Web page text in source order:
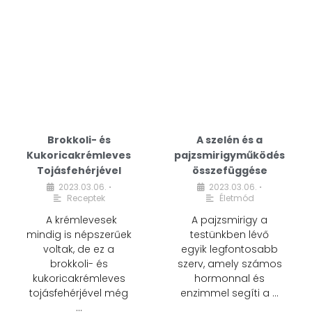
Brokkoli- és
Kukoricakrémleves
Tojásfehérjével
2023.03.06. •
Receptek
A krémlevesek
mindig is népszerűek
voltak, de ez a
brokkoli- és
kukoricakrémleves
tojásfehérjével még
…
A szelén és a
pajzsmirigyműködés
összefüggése
2023.03.06. •
Életmód
A pajzsmirigy a
testünkben lévő
egyik legfontosabb
szerv, amely számos
hormonnal és
enzimmel segíti a …